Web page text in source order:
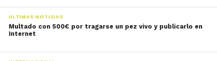
ÚLTIMAS NOTICIAS
Multado con 500€ por tragarse un pez vivo y publicarlo en
Internet